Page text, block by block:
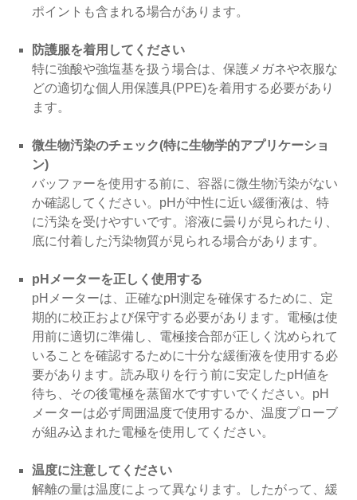
ポイントも含まれる場合があります。
防護服を着用してください
特に強酸や強塩基を扱う場合は、保護メガネや衣服な
どの適切な個人用保護具(PPE)を着用する必要があり
ます。
微生物汚染のチェック(特に生物学的アプリケーショ
ン)
バッファーを使用する前に、容器に微生物汚染がない
か確認してください。pHが中性に近い緩衝液は、特
に汚染を受けやすいです。溶液に曇りが見られたり、
底に付着した汚染物質が見られる場合があります。
pHメーターを正しく使用する
pHメーターは、正確なpH測定を確保するために、定
期的に校正および保守する必要があります。電極は使
用前に適切に準備し、電極接合部が正しく沈められて
いることを確認するために十分な緩衝液を使用する必
要があります。読み取りを行う前に安定したpH値を
待ち、その後電極を蒸留水ですすいでください。pH
メーターは必ず周囲温度で使用するか、温度プローブ
が組み込まれた電極を使用してください。
温度に注意してください
解離の量は温度によって異なります。したがって、緩